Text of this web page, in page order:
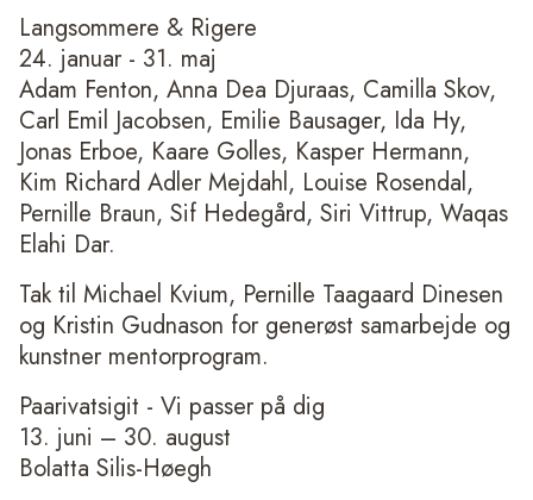
Langsommere & Rigere
24. januar - 31. maj
Adam Fenton, Anna Dea Djuraas, Camilla Skov,
Carl Emil Jacobsen, Emilie Bausager, Ida Hy,
Jonas Erboe, Kaare Golles, Kasper Hermann,
Kim Richard Adler Mejdahl, Louise Rosendal,
Pernille Braun, Sif Hedegård, Siri Vittrup, Waqas
Elahi Dar.
Tak til Michael Kvium, Pernille Taagaard Dinesen
og Kristin Gudnason for generøst samarbejde og
kunstner mentorprogram.
Paarivatsigit - Vi passer på dig
13. juni – 30. august
Bolatta Silis-Høegh